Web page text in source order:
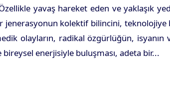
yavaş hareket eden ve yaklaşık
jenerasyonun kolektif bilincini, teknolojiye
olayların, radikal özgürlüğün, isyanın
enerjisiyle buluşması, adeta bir...